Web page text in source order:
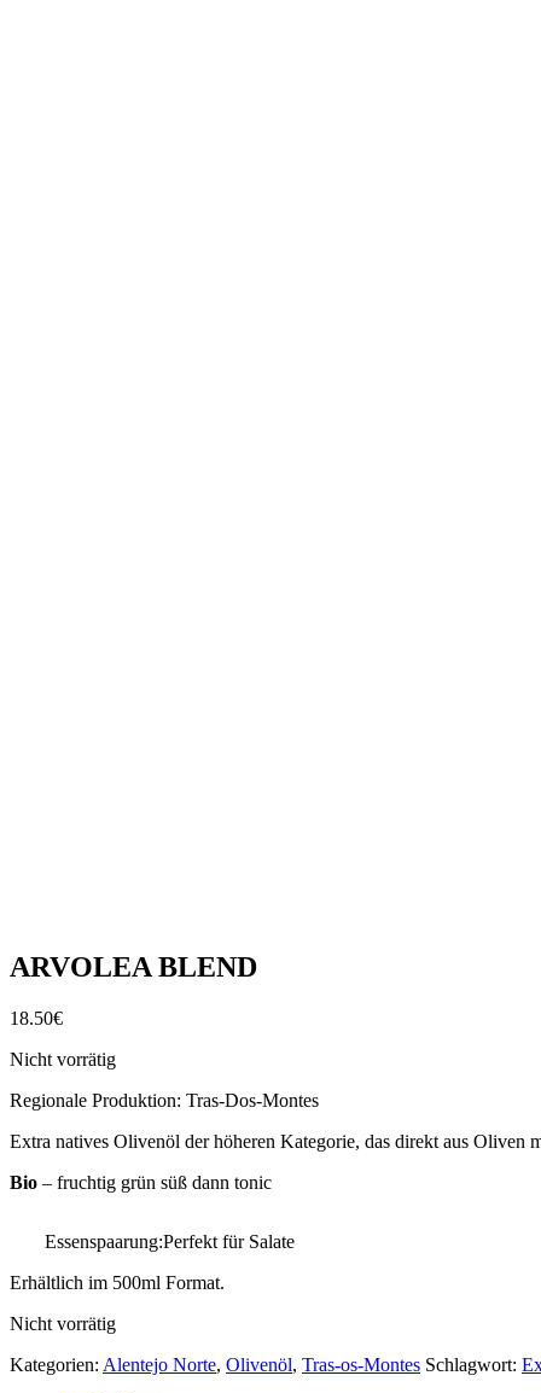
ARVOLEA BLEND
18.50€
Nicht vorrätig
Regionale Produktion: Tras-Dos-Montes
Extra natives Olivenöl der höheren Kategorie, das direkt aus
Bio – fruchtig grün süß dann tonic
Essenspaarung:Perfekt für Salate
Erhältlich im 500ml Format.
Nicht vorrätig
Kategorien: Alentejo Norte, Olivenöl, Tras-os-Montes Schlagwort: